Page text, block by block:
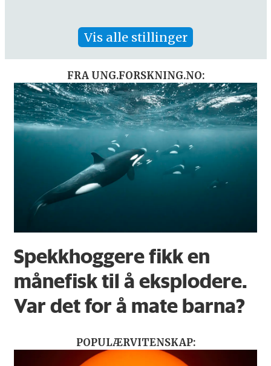
Vis alle stillinger
FRA UNG.FORSKNING.NO:
Spekkhoggere fikk en
månefisk til å eksplodere.
Var det for å mate barna?
POPULÆRVITENSKAP: